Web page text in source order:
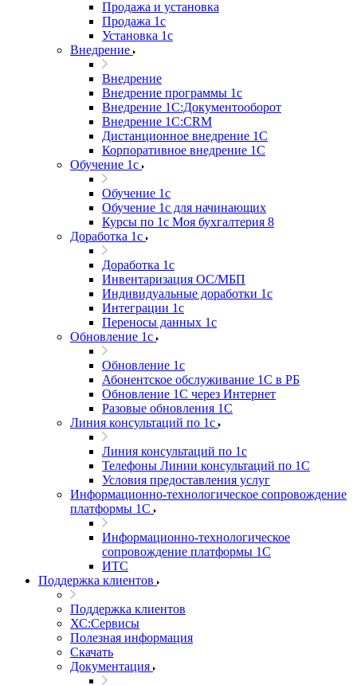
Продажа и установка
Продажа 1с
Установка 1с
Внедрение
Внедрение
Внедрение программы 1с
Внедрение 1С:Документооборот
Внедрение 1С:CRM
Дистанционное внедрение 1С
Корпоративное внедрение 1С
Обучение 1с
Обучение 1с
Обучение 1с для начинающих
Курсы по 1с Моя бухгалтерия 8
Доработка 1с
Доработка 1с
Инвентаризация ОС/МБП
Индивидуальные доработки 1с
Интеграции 1с
Переносы данных 1с
Обновление 1с
Обновление 1с
Абонентское обслуживание 1С в РБ
Обновление 1С через Интернет
Разовые обновления 1С
Линия консультаций по 1с
Линия консультаций по 1с
Телефоны Линии консультаций по 1С
Условия предоставления услуг
Информационно-технологическое сопровождение
платформы 1С
Информационно-технологическое
сопровождение платформы 1С
ИТС
Поддержка клиентов
Поддержка клиентов
ХС:Сервисы
Полезная информация
Скачать
Документация